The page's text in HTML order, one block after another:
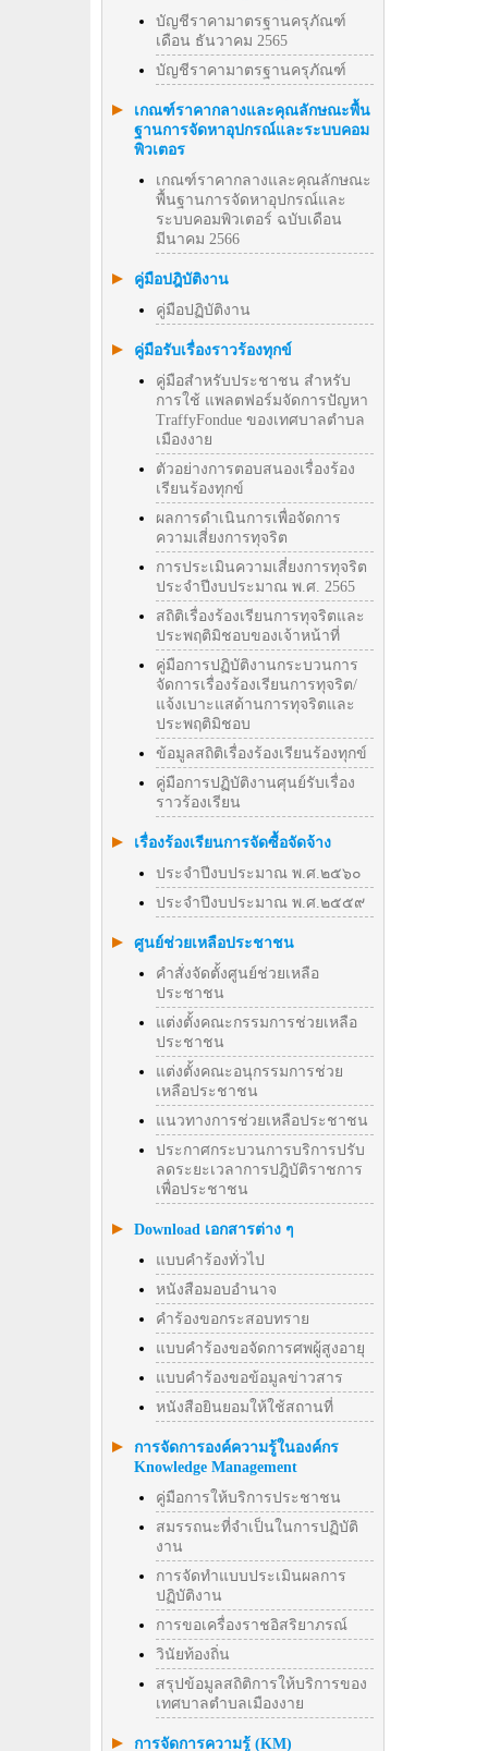
บัญชีราคามาตรฐานครุภัณฑ์
เดือน ธันวาคม 2565
บัญชีราคามาตรฐานครุภัณฑ์
เกณฑ์ราคากลางและคุณลักษณะพื้น
ฐานการจัดหาอุปกรณ์และระบบคอม
พิวเตอร
เกณฑ์ราคากลางและคุณลักษณะ
พื้นฐานการจัดหาอุปกรณ์และ
ระบบคอมพิวเตอร์ ฉบับเดือน
มีนาคม 2566
คู่มือปฎิบัติงาน
คู่มือปฏิบัติงาน
คู่มือรับเรื่องราวร้องทุกข์
คู่มือสำหรับประชาชน สำหรับ
การใช้ แพลตฟอร์มจัดการปัญหา
TraffyFondue ของเทศบาลตำบล
เมืองงาย
ตัวอย่างการตอบสนองเรื่องร้อง
เรียนร้องทุกข์
ผลการดำเนินการเพื่อจัดการ
ความเสี่ยงการทุจริต
การประเมินความเสี่ยงการทุจริต
ประจำปีงบประมาณ พ.ศ. 2565
สถิติเรื่องร้องเรียนการทุจริตและ
ประพฤติมิชอบของเจ้าหน้าที่
คู่มือการปฏิบัติงานกระบวนการ
จัดการเรื่องร้องเรียนการทุจริต/
แจ้งเบาะแสด้านการทุจริตและ
ประพฤติมิชอบ
ข้อมูลสถิติเรื่องร้องเรียนร้องทุกข์
คู่มือการปฏิบัติงานศุนย์รับเรื่อง
ราวร้องเรียน
เรื่องร้องเรียนการจัดซื้อจัดจ้าง
ประจำปีงบประมาณ พ.ศ.๒๕๖๐
ประจำปีงบประมาณ พ.ศ.๒๕๕๙
ศูนย์ช่วยเหลือประชาชน
คำสั่งจัดตั้งศูนย์ช่วยเหลือ
ประชาชน
แต่งตั้งคณะกรรมการช่วยเหลือ
ประชาชน
แต่งตั้งคณะอนุกรรมการช่วย
เหลือประชาชน
แนวทางการช่วยเหลือประชาชน
ประกาศกระบวนการบริการปรับ
ลดระยะเวลาการปฎิบัติราชการ
เพื่อประชาชน
Download เอกสารต่าง ๆ
แบบคำร้องทั่วไป
หนังสือมอบอำนาจ
คำร้องขอกระสอบทราย
แบบคำร้องขอจัดการศพผู้สูงอายุ
แบบคำร้องขอข้อมูลข่าวสาร
หนังสือยินยอมให้ใช้สถานที่
การจัดการองค์ความรู้ในองค์กร
Knowledge Management
คู่มือการให้บริการประชาชน
สมรรถนะที่จำเป็นในการปฏิบัติ
งาน
การจัดทำแบบประเมินผลการ
ปฏิบัติงาน
การขอเครื่องราชอิสริยาภรณ์
วินัยท้องถิ่น
สรุปข้อมูลสถิติการให้บริการของ
เทศบาลตำบลเมืองงาย
การจัดการความรู้ (KM)